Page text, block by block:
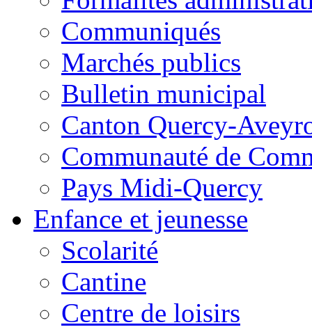
Communiqués
Marchés publics
Bulletin municipal
Canton Quercy-
Communauté de
Pays Midi-Quercy
Enfance et jeunesse
Scolarité
Cantine
Centre de loisirs